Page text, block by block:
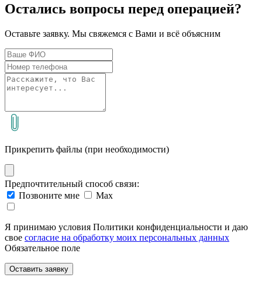
Остались вопросы перед операцией?
Оставьте заявку. Мы свяжемся с Вами и всё объясним
Прикрепить файлы (при необходимости)
Предпочтительный способ связи:
Позвоните мне
Max
Я принимаю условия Политики конфиденциальности и даю
свое согласие на обработку моих персональных данных
Обязательное поле
Оставить заявку